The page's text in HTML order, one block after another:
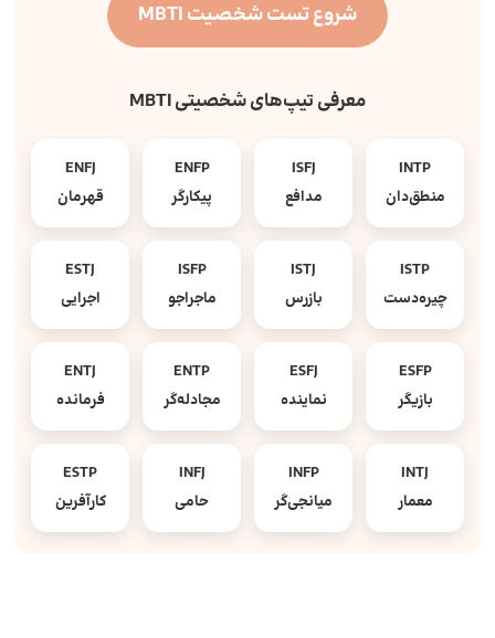
شروع تست شخصیت MBTI
معرفی تیپ‌های شخصیتی MBTI
INTP
منطق‌دان
ISFJ
مدافع
ENFP
پیکارگر
ENFJ
قهرمان
ISTP
چیره‌دست
ISTJ
بازرس
ISFP
ماجراجو
ESTJ
اجرایی
ESFP
بازیگر
ESFJ
نماینده
ENTP
مجادله‌گر
ENTJ
فرمانده
INTJ
معمار
INFP
میانجی‌گر
INFJ
حامی
ESTP
کارآفرین